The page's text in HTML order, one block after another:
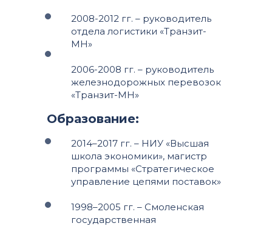
2008-2012 гг. – руководитель
отдела логистики «Транзит-
МН»
2006-2008 гг. – руководитель
железнодорожных перевозок
«Транзит-МН»
Образование:
2014–2017 гг. – НИУ «Высшая
школа экономики», магистр
программы «Стратегическое
управление цепями поставок»
1998–2005 гг. – Смоленская
государственная